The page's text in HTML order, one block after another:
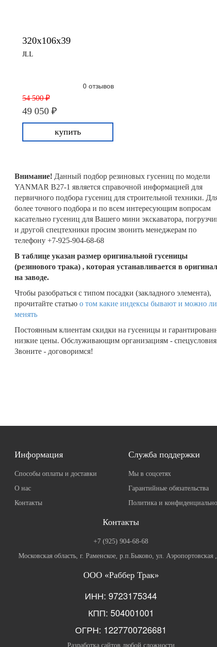
320x106x39
JLL
0 отзывов
54 500 ₽
49 050 ₽
купить
Внимание! Данный подбор резиновых гусениц по модели
YANMAR B27-1 является справочной информацией для
первичного подбора гусениц для строительной техники.
более точного подбора и по всем интересующим вопросам
касательно гусениц для Вашего мини экскаватора,
и другой спецтехники просим звонить менеджерам по
телефону +7-925-904-68-68
В таблице указан размер оригинальной гусеницы
(резинового трака) , которая устанавливается в
на заводе.
Чтобы разобраться с типом посадки (закладного элемента),
прочитайте статью о том какие индексы бывают и можно
менять
Постоянным клиентам скидки на гусеницы и
низкие цены. Обслуживающим организациям -
Звоните - договоримся!
Информация
Способы оплаты и доставки
О нас
Контакты
Служба поддержки
Мы в соцсетях
Гарантийные обязательства
Политика и
Контакты
+7 (925) 904-68-68
Московская область, г. Раменское, р.п.Быково, ул. Аэропортовская
ООО «Раббер Трак»
ИНН: 9723175344
КПП: 504001001
ОГРН: 1227700726681
Разработка сайтов любой сложности